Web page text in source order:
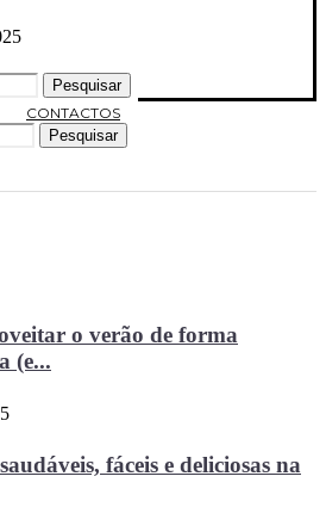
Pesquisar
CONTACTOS
Pesquisar
o verão de forma
(e...
fáceis e deliciosas na